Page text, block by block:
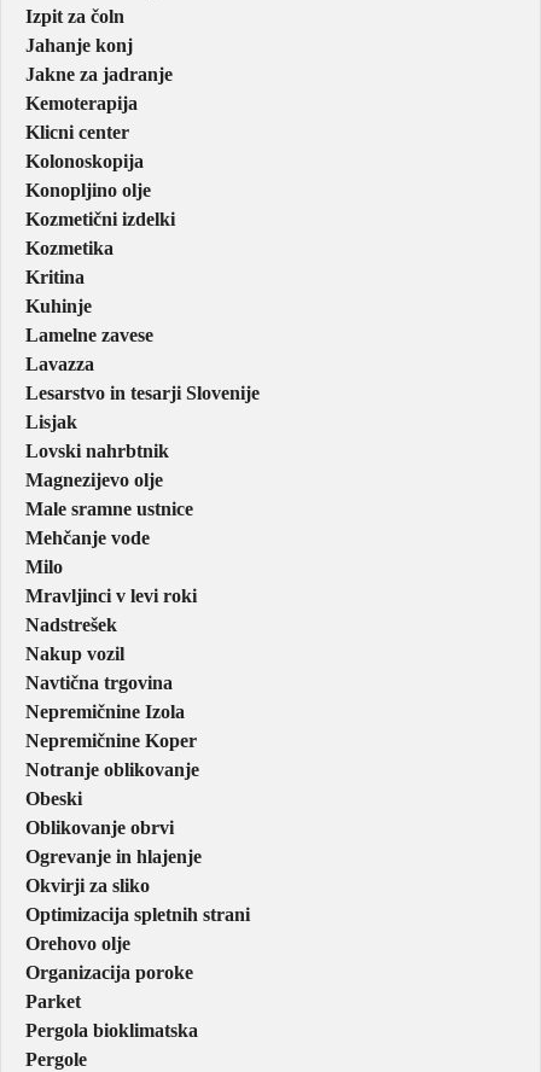
Izpit za čoln
Jahanje konj
Jakne za jadranje
Kemoterapija
Klicni center
Kolonoskopija
Konopljino olje
Kozmetični izdelki
Kozmetika
Kritina
Kuhinje
Lamelne zavese
Lavazza
Lesarstvo in tesarji Slovenije
Lisjak
Lovski nahrbtnik
Magnezijevo olje
Male sramne ustnice
Mehčanje vode
Milo
Mravljinci v levi roki
Nadstrešek
Nakup vozil
Navtična trgovina
Nepremičnine Izola
Nepremičnine Koper
Notranje oblikovanje
Obeski
Oblikovanje obrvi
Ogrevanje in hlajenje
Okvirji za sliko
Optimizacija spletnih strani
Orehovo olje
Organizacija poroke
Parket
Pergola bioklimatska
Pergole